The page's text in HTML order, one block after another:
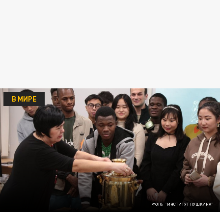
ФОТО: "ИНСТИТУТ ПУШКИНА"
В МИРЕ